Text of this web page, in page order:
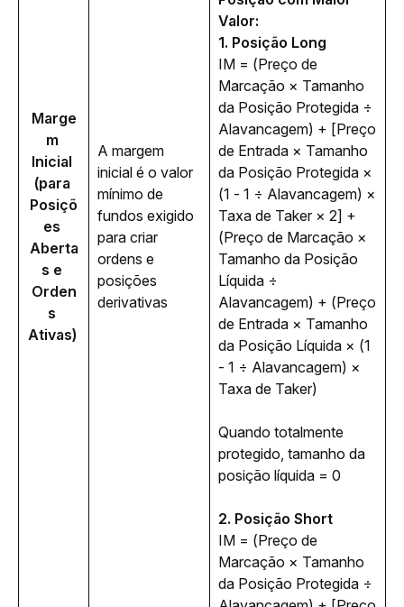
Marge
m
Inicial
(para
Posiçõ
es
Aberta
s e
Orden
s
Ativas)
A margem
inicial é o valor
mínimo de
fundos exigido
para criar
ordens e
posições
derivativas
Valor:
1. Posição Long
IM = (Preço de
Marcação × Tamanho
da Posição Protegida ÷
Alavancagem) + [Preço
de Entrada × Tamanho
da Posição Protegida ×
(1 - 1 ÷ Alavancagem) ×
Taxa de Taker × 2] +
(Preço de Marcação ×
Tamanho da Posição
Líquida ÷
Alavancagem) + (Preço
de Entrada × Tamanho
da Posição Líquida × (1
- 1 ÷ Alavancagem) ×
Taxa de Taker)
Quando totalmente
protegido, tamanho da
posição líquida = 0
2. Posição Short
IM = (Preço de
Marcação × Tamanho
da Posição Protegida ÷